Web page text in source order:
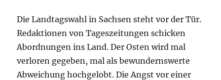
Die Landtagswahl in Sachsen steht vor der Tür.
Redaktionen von Tageszeitungen schicken
Abordnungen ins Land. Der Osten wird mal
verloren gegeben, mal als bewundernswerte
Abweichung hochgelobt. Die Angst vor einer